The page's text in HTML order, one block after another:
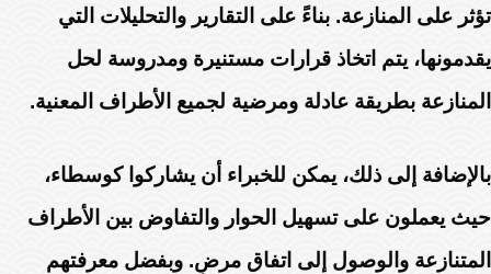
تؤثر على المنازعة. بناءً على التقارير والتحليلات التي
يقدمونها، يتم اتخاذ قرارات مستنيرة ومدروسة لحل
المنازعة بطريقة عادلة ومرضية لجميع الأطراف المعنية.
بالإضافة إلى ذلك، يمكن للخبراء أن يشاركوا كوسطاء،
حيث يعملون على تسهيل الحوار والتفاوض بين الأطراف
المتنازعة والوصول إلى اتفاق مرضٍ. وبفضل معرفتهم